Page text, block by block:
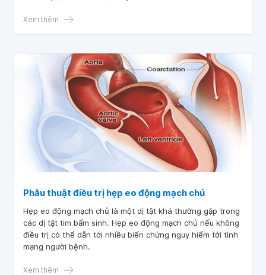
Xem thêm
Phẫu thuật điều trị hẹp eo động mạch chủ
Hẹp eo động mạch chủ là một dị tật khá thường gặp trong
các dị tật tim bẩm sinh. Hẹp eo động mạch chủ nếu không
điều trị có thể dẫn tới nhiều biến chứng nguy hiểm tới tính
mạng người bệnh.
Xem thêm